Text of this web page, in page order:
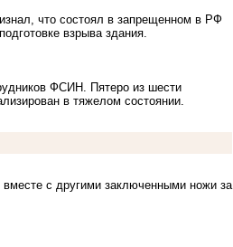
что состоял в запрещенном в РФ
взрыва здания.
ФСИН. Пятеро из шести
в тяжелом состоянии.
вместе с другими заключенными ножи за